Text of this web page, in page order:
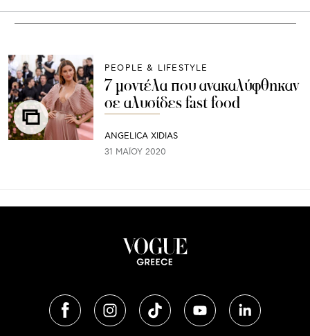
PEOPLE & LIFESTYLE
7 μοντέλα που ανακαλύφθηκαν
σε αλυσίδες fast food
ANGELICA XIDIAS
31 ΜΑΪ́ΟΥ 2020